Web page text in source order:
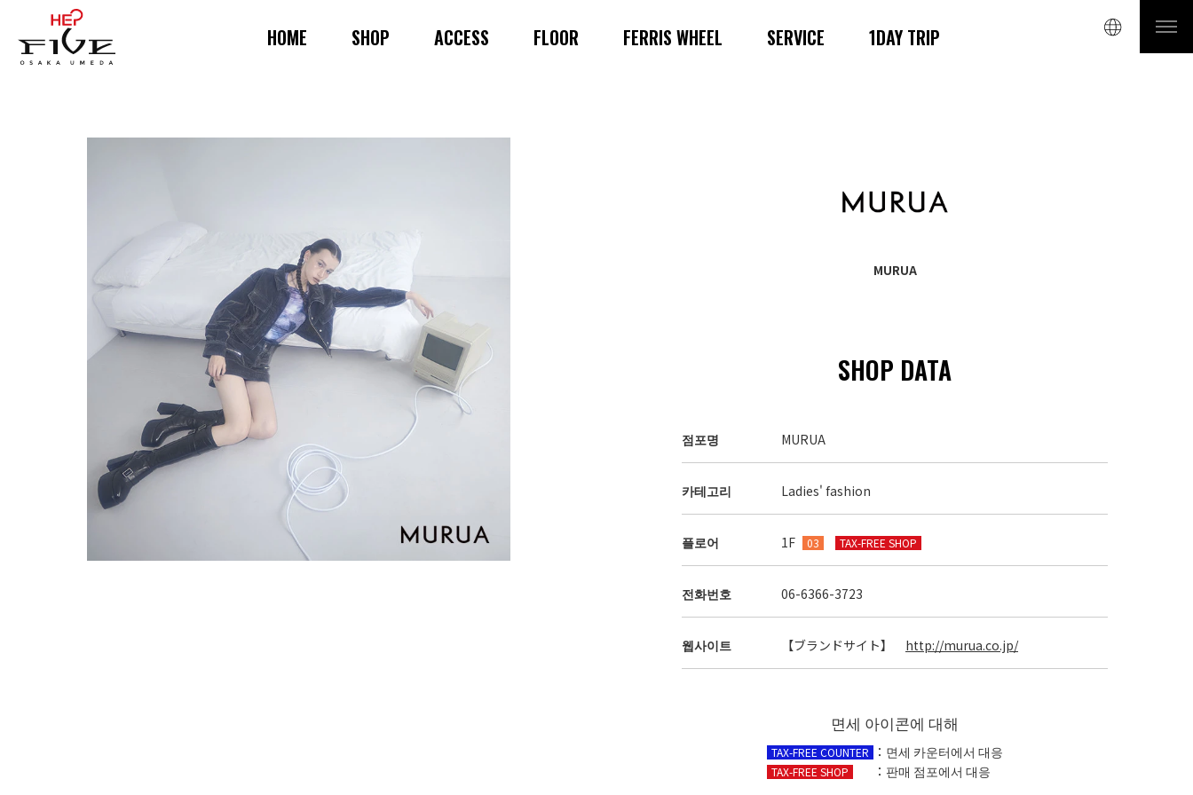
HOME SHOP ACCESS FLOOR FERRIS WHEEL SERVICE 1DAY TRIP
MURUA
SHOP DATA
점포명 MURUA
카테고리 Ladies' fashion
플로어 1F 03 TAX-FREE SHOP
전화번호 06-6366-3723
웹사이트 【ブランドサイト】 http://murua.co.jp/
면세 아이콘에 대해
TAX-FREE COUNTER ：면세 카운터에서 대응
TAX-FREE SHOP ：판매 점포에서 대응